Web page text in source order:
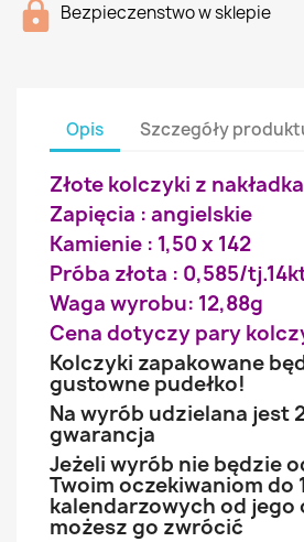
Bezpieczenstwo w sklepie
Opis Szczegóły
Złote kolczyki z
Zapięcia : angielskie
Kamienie : 1,50 x 142
Próba złota : 0,585/
Waga wyrobu: 12,88g
Cena dotyczy pary
Kolczyki zapakowane
gustowne pudełko!
Na wyrób udzielana jest
gwarancja
Jeżeli wyrób nie będzie
Twoim oczekiwaniom do
kalendarzowych od jego
możesz go zwrócić